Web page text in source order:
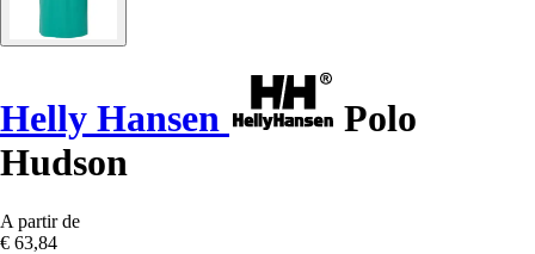
Helly Hansen
Polo
Hudson
A partir de
€ 63,84